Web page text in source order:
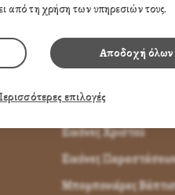
ΤΑ ΠΡΟΪΟΝΤΑ ΜΑΣ
Εικόνες Παναγίας
Εικόνες Χριστού
Εικόνες
Μπομπονιέρες
από τη χρήση των υπηρεσιών τους.
Αποδοχή όλων
επιλογές